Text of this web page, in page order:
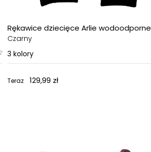
Rękawice dziecięce Arlie wodoodporne
Czarny
3 kolory
Teraz 129,99 zł